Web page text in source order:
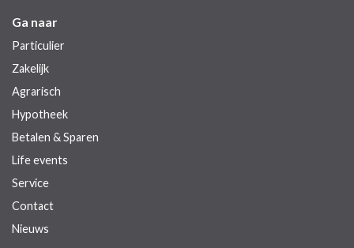
Ga naar
Particulier
Zakelijk
Agrarisch
Hypotheek
Betalen & Sparen
Life events
Service
Contact
Nieuws